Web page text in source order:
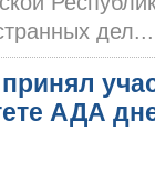
АДА